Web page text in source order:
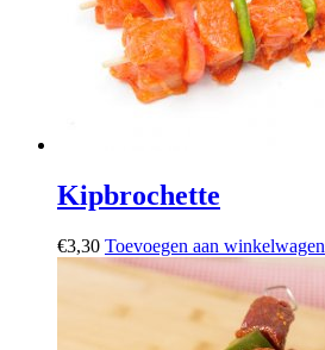
Kipbrochette
€3,30 Toevoegen aan winkelwagen